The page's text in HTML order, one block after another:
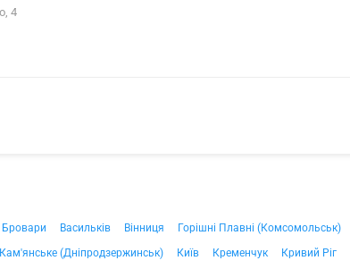
4
Бровари Васильків Вінниця Горішні Плавні (Комсомольськ)
Кам'янське (Дніпродзержинськ) Київ Кременчук Кривий Ріг